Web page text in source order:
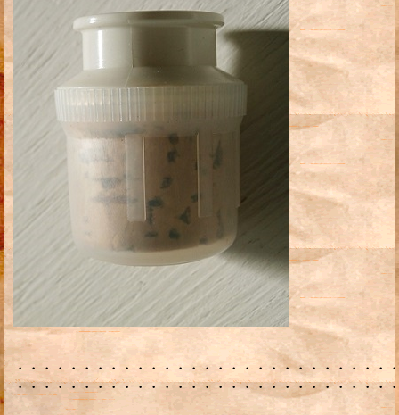
・・・・・・・・・・・・・・・・・・・・・・・・・・・
・・・・・・・・・・・・・・・・・・・・・・・・・・・